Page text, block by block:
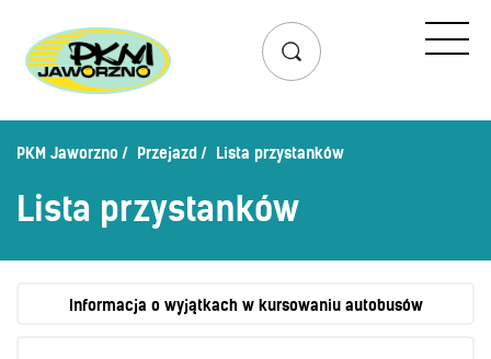
Przejazd
Lista przystanków
Zaplanuj podróż – wyszukiwarka połączeń
Mapa przystanków i połączeń
Schemat linii nocnych
PKM Jaworzno Przejazd Lista przystanków
Lista przystanków
Informacja o wyjątkach w kursowaniu autobusów